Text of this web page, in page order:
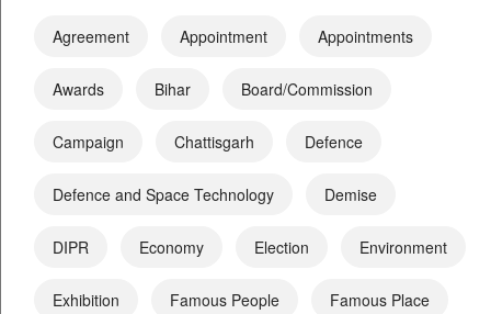
Agreement Appointment Appointments
Awards Bihar Board/Commission
Campaign Chattisgarh Defence
Defence and Space Technology Demise
DIPR Economy Election Environment
Exhibition Famous People Famous Place